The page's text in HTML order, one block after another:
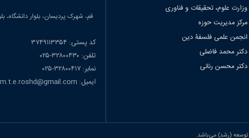
وزارت علوم، تحقیقات و فناوری
مرکز مدیریت حوزه
انجمن علمی فلسفۀ دین
دکتر محمد فاضلی
دکتر محسن رنانی
کد پستی: ۳۷۴۹۱۱۳۳۵۴
تلفن: ۳۲۸۰۰۴۳۰-۰۲۵
نمابر: ۳۲۸۰۰۴۱۷-۰۲۵
ایمیل: m.t.e.roshd@gmail.com
توسعه (رشد) می‌باشد.